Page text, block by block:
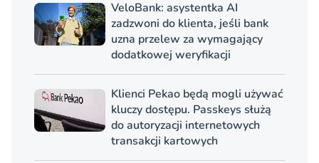
VeloBank: asystentka AI
zadzwoni do klienta, jeśli bank
uzna przelew za wymagający
dodatkowej weryfikacji
Klienci Pekao będą mogli używać
kluczy dostępu. Passkeys służą
do autoryzacji internetowych
transakcji kartowych